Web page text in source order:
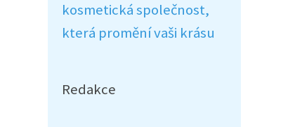
kosmetická společnost,
která promění vaši krásu
Redakce